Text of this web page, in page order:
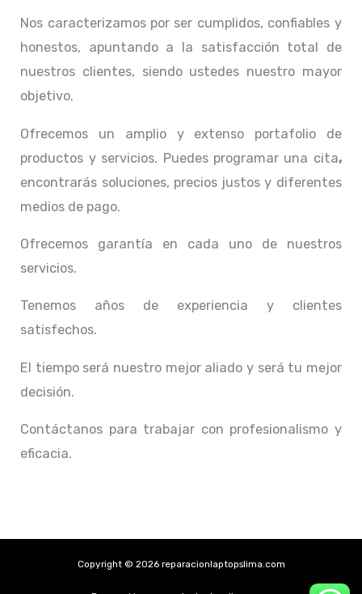
Nos caracterizamos por ser cumplidos, confiables y
honestos, apuntando a la satisfacción total de
nuestros clientes, siendo ustedes nuestro mayor
objetivo.
Ofrecemos un amplio y extenso portafolio de
productos y servicios. Puedes programar una cita,
encontrarás soluciones, precios justos y diferentes
medios de pago.
Ofrecemos garantía en cada uno de nuestros
servicios.
Tenemos años de experiencia y clientes
satisfechos.
El tiempo será nuestro mejor aliado y será tu mejor
decisión.
Contáctanos para trabajar con profesionalismo y
eficacia.
Copyright © 2026 reparacionlaptopslima.com